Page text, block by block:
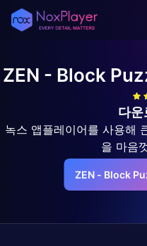
ZEN - Block
다운
녹스 앱플레이어를 사용해
을 마음
ZEN - Block